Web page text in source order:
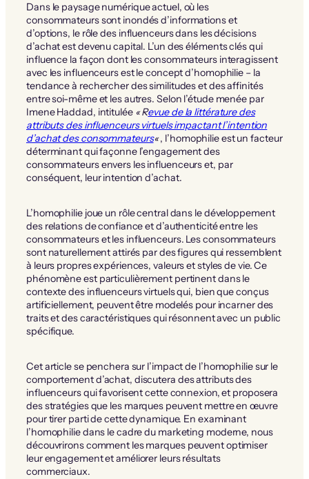
Dans le paysage numérique actuel, où les
consommateurs sont inondés d’informations et
d’options, le rôle des influenceurs dans les décisions
d’achat est devenu capital. L’un des éléments clés qui
influence la façon dont les consommateurs interagissent
avec les influenceurs est le concept d’homophilie – la
tendance à rechercher des similitudes et des affinités
entre soi-même et les autres. Selon l’étude menée par
Imene Haddad, intitulée « Revue de la littérature des
attributs des influenceurs virtuels impactant l’intention
d’achat des consommateurs«, l’homophilie est un facteur
déterminant qui façonne l’engagement des
consommateurs envers les influenceurs et, par
conséquent, leur intention d’achat.
L’homophilie joue un rôle central dans le développement
des relations de confiance et d’authenticité entre les
consommateurs et les influenceurs. Les consommateurs
sont naturellement attirés par des figures qui ressemblent
à leurs propres expériences, valeurs et styles de vie. Ce
phénomène est particulièrement pertinent dans le
contexte des influenceurs virtuels qui, bien que conçus
artificiellement, peuvent être modelés pour incarner des
traits et des caractéristiques qui résonnent avec un public
spécifique.
Cet article se penchera sur l’impact de l’homophilie sur le
comportement d’achat, discutera des attributs des
influenceurs qui favorisent cette connexion, et proposera
des stratégies que les marques peuvent mettre en œuvre
pour tirer parti de cette dynamique. En examinant
l’homophilie dans le cadre du marketing moderne, nous
découvrirons comment les marques peuvent optimiser
leur engagement et améliorer leurs résultats
commerciaux.